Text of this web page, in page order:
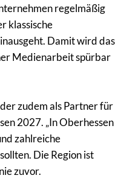
regelmäßig
klassische
Damit wird das
Medienarbeit spürbar
zudem als Partner für
2027. „In Oberhessen
zahlreiche
Die Region ist
zuvor.